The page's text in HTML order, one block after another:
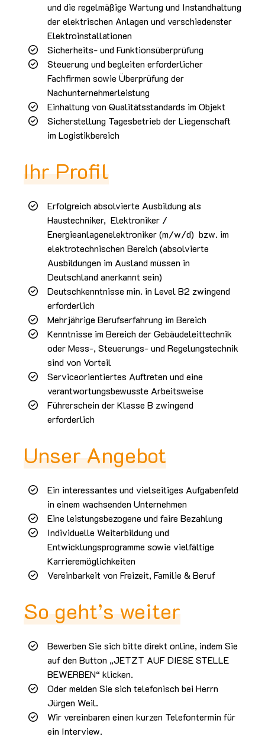
und die regelmäßige Wartung und Instandhaltung
der elektrischen Anlagen und verschiedenster
Elektroinstallationen
Sicherheits- und Funktionsüberprüfung
Steuerung und begleiten erforderlicher
Fachfirmen sowie Überprüfung der
Nachunternehmerleistung
Einhaltung von Qualitätsstandards im Objekt
Sicherstellung Tagesbetrieb der Liegenschaft
im Logistikbereich
Ihr Profil
Erfolgreich absolvierte Ausbildung als
Haustechniker, Elektroniker /
Energieanlagenelektroniker (m/w/d) bzw. im
elektrotechnischen Bereich (absolvierte
Ausbildungen im Ausland müssen in
Deutschland anerkannt sein)
Deutschkenntnisse min. in Level B2 zwingend
erforderlich
Mehrjährige Berufserfahrung im Bereich
Kenntnisse im Bereich der Gebäudeleittechnik
oder Mess-, Steuerungs- und Regelungstechnik
sind von Vorteil
Serviceorientiertes Auftreten und eine
verantwortungsbewusste Arbeitsweise
Führerschein der Klasse B zwingend
erforderlich
Unser Angebot
Ein interessantes und vielseitiges Aufgabenfeld
in einem wachsenden Unternehmen
Eine leistungsbezogene und faire Bezahlung
Individuelle Weiterbildung und
Entwicklungsprogramme sowie vielfältige
Karrieremöglichkeiten
Vereinbarkeit von Freizeit, Familie & Beruf
So geht’s weiter
Bewerben Sie sich bitte direkt online, indem Sie
auf den Button „JETZT AUF DIESE STELLE
BEWERBEN“ klicken.
Oder melden Sie sich telefonisch bei Herrn
Jürgen Weil.
Wir vereinbaren einen kurzen Telefontermin für
ein Interview.